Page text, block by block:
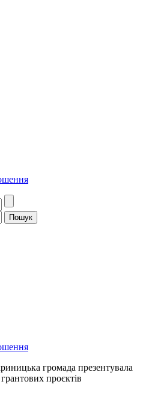
громада презентувала
грантових проєктів